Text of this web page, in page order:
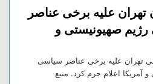
تهران علیه برخی عناصر
صهیونیستی و
تهران علیه برخی عناصر سیاسی
آمریکا اعلام جرم کرد. منبع